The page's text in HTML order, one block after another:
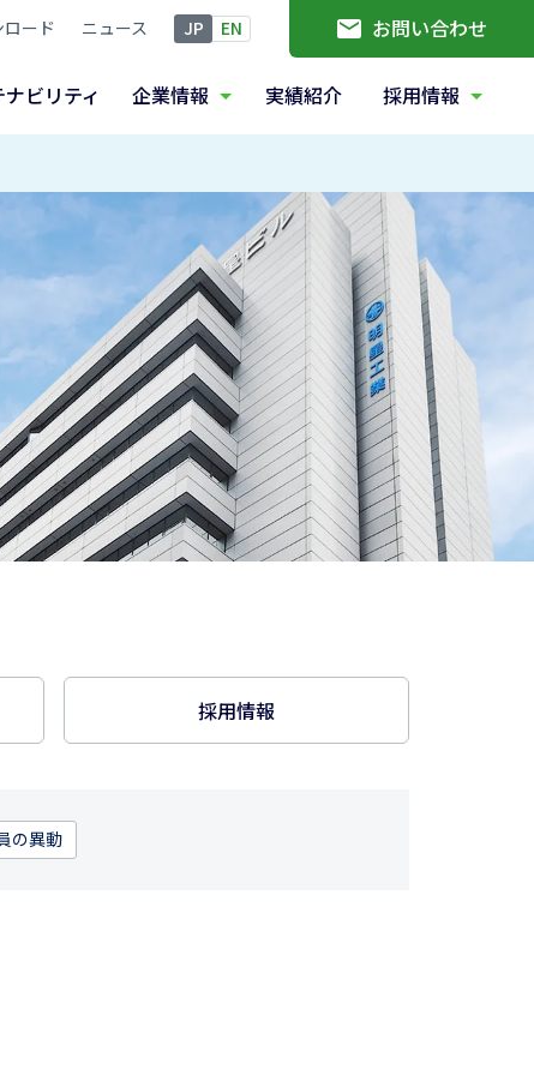
ビリティ 企業情報 実績紹介 採用情報
ード ニュース JP EN お問い合わせ
採用情報
の異動